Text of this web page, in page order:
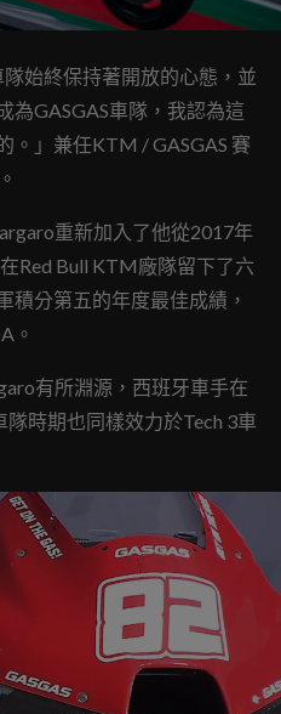
隊始終保持著開放的心態，並
為GASGAS車隊，我認為這
。」兼任KTM / GASGAS 賽
重新加入了他從2017年
Red Bull KTM廠隊留下了六
積分第五的年度最佳成績，
。
有所淵源，西班牙車手在
時期也同樣效力於Tech 3車